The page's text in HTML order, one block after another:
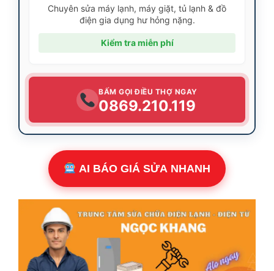
Chuyên sửa máy lạnh, máy giặt, tủ lạnh & đồ
điện gia dụng hư hỏng nặng.
Kiểm tra miễn phí
BẤM GỌI ĐIỀU THỢ NGAY
0869.210.119
AI BÁO GIÁ SỬA NHANH